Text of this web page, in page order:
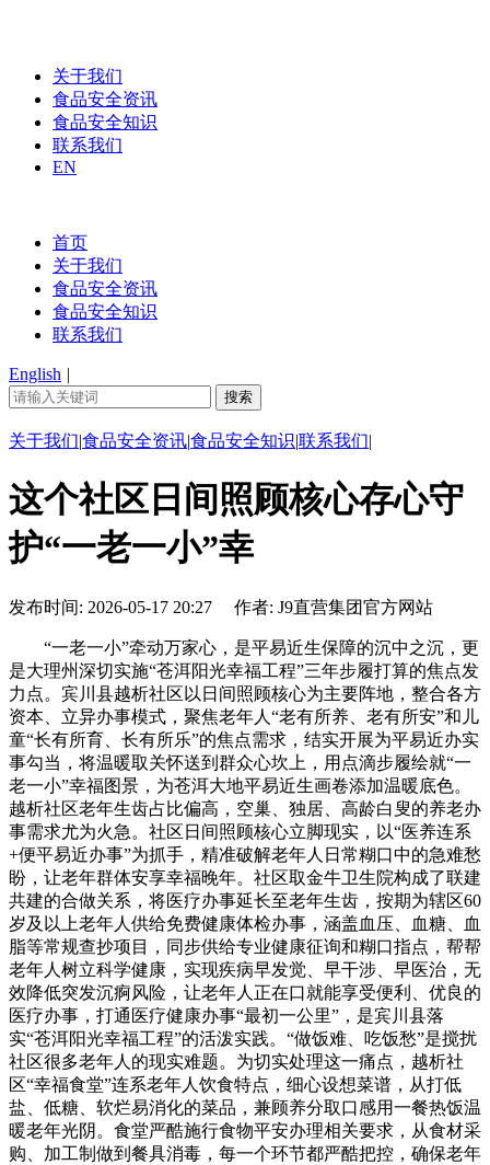
关于我们
食品安全资讯
食品安全知识
联系我们
EN
首页
关于我们
食品安全资讯
食品安全知识
联系我们
English |
关于我们|食品安全资讯|食品安全知识|联系我们|
这个社区日间照顾核心存心守
护“一老一小”幸
发布时间: 2026-05-17 20:27 作者: J9直营集团官方网站
“一老一小”牵动万家心，是平易近生保障的沉中之沉，更
是大理州深切实施“苍洱阳光幸福工程”三年步履打算的焦点发
力点。宾川县越析社区以日间照顾核心为主要阵地，整合各方
资本、立异办事模式，聚焦老年人“老有所养、老有所安”和儿
童“长有所育、长有所乐”的焦点需求，结实开展为平易近办实
事勾当，将温暖取关怀送到群众心坎上，用点滴步履绘就“一
老一小”幸福图景，为苍洱大地平易近生画卷添加温暖底色。
越析社区老年生齿占比偏高，空巢、独居、高龄白叟的养老办
事需求尤为火急。社区日间照顾核心立脚现实，以“医养连系
+便平易近办事”为抓手，精准破解老年人日常糊口中的急难愁
盼，让老年群体安享幸福晚年。社区取金牛卫生院构成了联建
共建的合做关系，将医疗办事延长至老年生齿，按期为辖区60
岁及以上老年人供给免费健康体检办事，涵盖血压、血糖、血
脂等常规查抄项目，同步供给专业健康征询和糊口指点，帮帮
老年人树立科学健康，实现疾病早发觉、早干涉、早医治，无
效降低突发沉痾风险，让老年人正在口就能享受便利、优良的
医疗办事，打通医疗健康办事“最初一公里”，是宾川县落
实“苍洱阳光幸福工程”的活泼实践。“做饭难、吃饭愁”是搅扰
社区很多老年人的现实难题。为切实处理这一痛点，越析社
区“幸福食堂”连系老年人饮食特点，细心设想菜谱，从打低
盐、低糖、软烂易消化的菜品，兼顾养分取口感用一餐热饭温
暖老年光阴。食堂严酷施行食物平安办理相关要求，从食材采
购、加工制做到餐具消毒，每一个环节都严酷把控，确保老年